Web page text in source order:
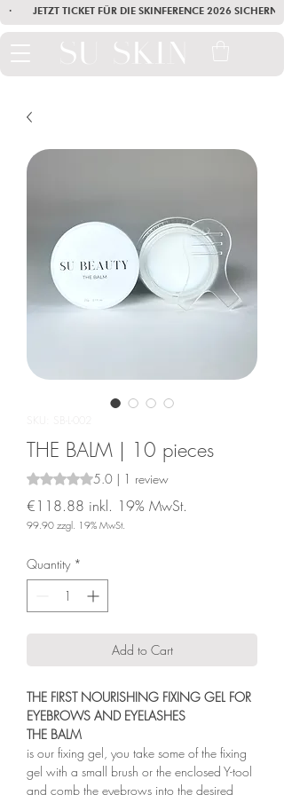
·        JETZT TICKET FÜR DIE SKINFERENCE 2026
THE BALM | 10 pieces
Rating is 5.0 out of five stars based on 1
5.0 | 1 review
€118.88 inkl. 19% MwSt.
99.90 zzgl. 19% MwSt.
Quantity *
Add to Cart
THE FIRST NOURISHING FIXING GEL FOR
EYEBROWS AND EYELASHES
THE BALM
is our fixing gel, you take some of the fixing
gel with a small brush or the enclosed Y-tool
and comb the eyebrows into the desired